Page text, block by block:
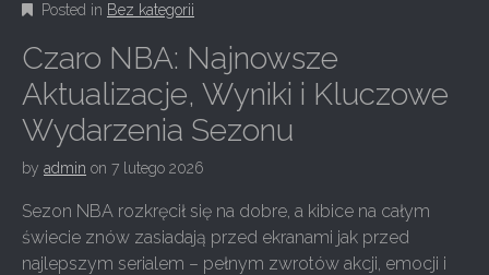
M
E
N
U
C
N
T
E
N
T
Posted in Bez kategorii
Czaro NBA: Najnowsze
Aktualizacje, Wyniki i Kluczowe
Wydarzenia Sezonu
by admin on 7 lutego 2026
Sezon NBA rozkręcił się na dobre, a kibice na całym
świecie znów zasiadają przed ekranami jak przed
najlepszym serialem – pełnym zwrotów akcji, emocji i